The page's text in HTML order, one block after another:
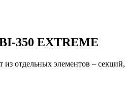
EXTREME
отдельных элементов – секций,